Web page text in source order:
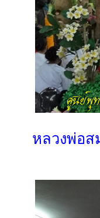
หลวงพ่อ